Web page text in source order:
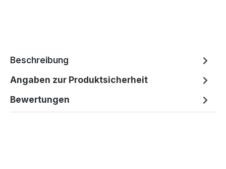
Beschreibung
Angaben zur Produktsicherheit
Bewertungen